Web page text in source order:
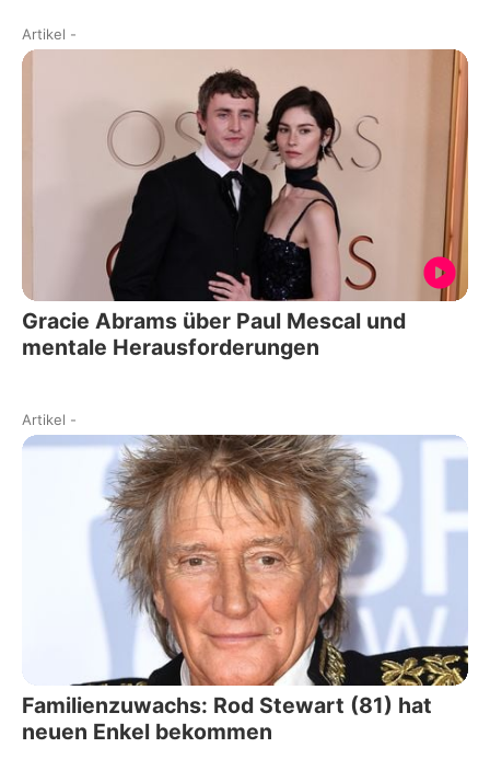
Artikel -
Gracie Abrams über Paul Mescal und
mentale Herausforderungen
Artikel -
Familienzuwachs: Rod Stewart (81) hat
neuen Enkel bekommen